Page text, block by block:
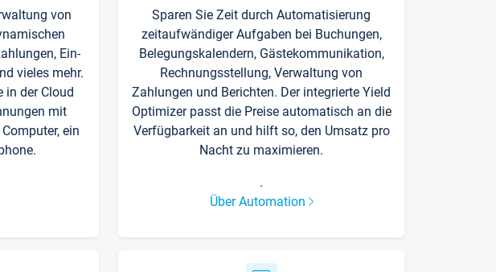
von
Ein-
vieles mehr.
in der Cloud
mit
ein
Sparen Sie Zeit durch Automatisierung
zeitaufwändiger Aufgaben bei Buchungen,
Belegungskalendern, Gästekommunikation,
Rechnungsstellung, Verwaltung von
Zahlungen und Berichten. Der integrierte Yield
Optimizer passt die Preise automatisch an die
Verfügbarkeit an und hilft so, den Umsatz pro
Nacht zu maximieren.
.
Über Automation